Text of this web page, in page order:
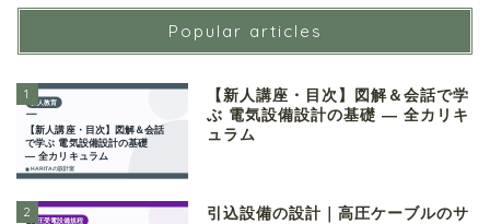
Popular articles
1
【新人講座・目次】図解＆会話で学
ぶ 電気設備設計の基礎 ― 全カリキ
ュラム
2
引込設備の設計｜高圧ケーブルのサ